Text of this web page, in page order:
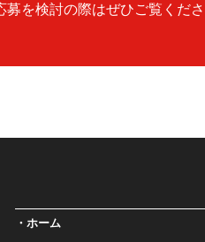
を検討の際はぜひご覧くださ
ホーム